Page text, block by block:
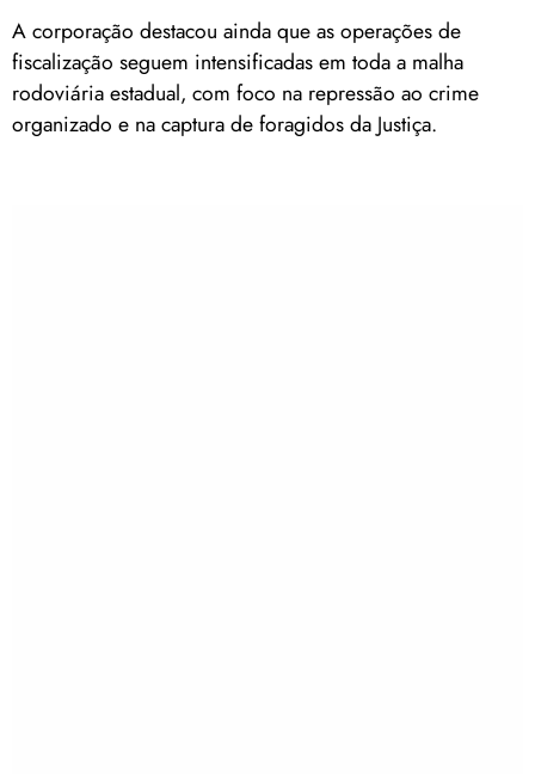
A corporação destacou ainda que as operações de
fiscalização seguem intensificadas em toda a malha
rodoviária estadual, com foco na repressão ao crime
organizado e na captura de foragidos da Justiça.